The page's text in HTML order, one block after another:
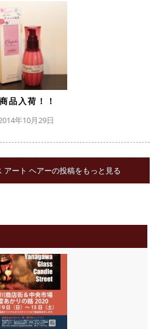
品入荷！！
年10月29日
ート ヘアーの投稿をもっと見る